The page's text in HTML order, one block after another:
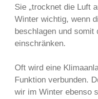
Sie „trocknet die Luft
Winter wichtig, wenn
beschlagen und somit
einschränken.
Oft wird eine
Funktion verbunden.
wir im Winter ebenso